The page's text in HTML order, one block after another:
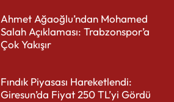
Ahmet Ağaoğlu’ndan Mohamed
Salah Açıklaması: Trabzonspor’a
Çok Yakışır
Fındık Piyasası Hareketlendi:
Giresun’da Fiyat 250 TL’yi Gördü